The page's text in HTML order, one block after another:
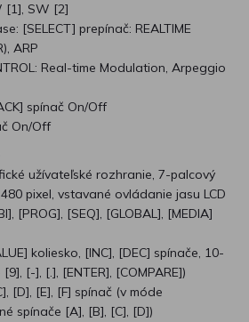
[1], SW [2]
[SELECT] prepínač: REALTIME
ARP
Real-time Modulation, Arpeggio
spínač On/Off
On/Off
užívateľské rozhranie, 7-palcový
pixel, vstavané ovládanie jasu LCD
[PROG], [SEQ], [GLOBAL], [MEDIA]
koliesko, [INC], [DEC] spínače, 10-
[-], [.], [ENTER], [COMPARE])
[D], [E], [F] spínač (v móde
spínače [A], [B], [C], [D])